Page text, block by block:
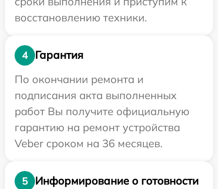
восстановлению техники.
4
Гарантия
По окончании ремонта и
подписания акта выполненных
работ Вы получите официальную
гарантию на ремонт устройства
Veber сроком на 36 месяцев.
5
Информирование о готовности